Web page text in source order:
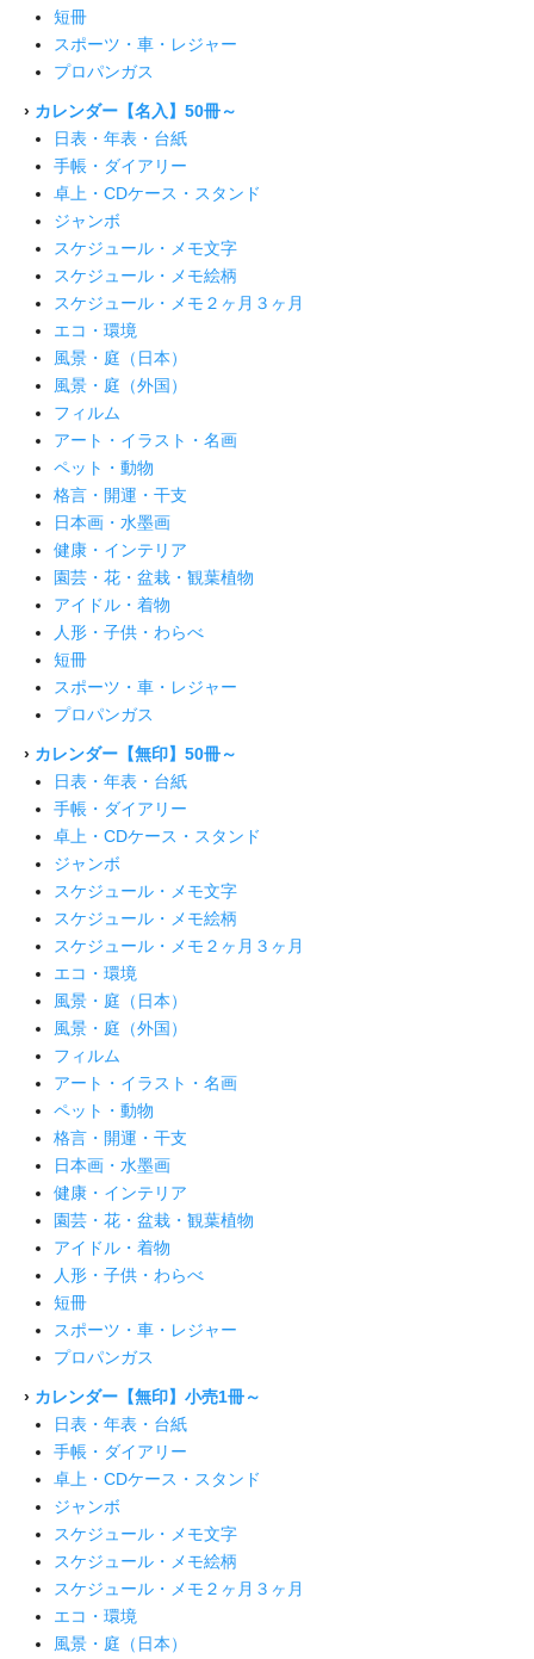
短冊
スポーツ・車・レジャー
プロパンガス
› カレンダー【名入】50冊～
日表・年表・台紙
手帳・ダイアリー
卓上・CDケース・スタンド
ジャンボ
スケジュール・メモ文字
スケジュール・メモ絵柄
スケジュール・メモ２ヶ月３ヶ月
エコ・環境
風景・庭（日本）
風景・庭（外国）
フィルム
アート・イラスト・名画
ペット・動物
格言・開運・干支
日本画・水墨画
健康・インテリア
園芸・花・盆栽・観葉植物
アイドル・着物
人形・子供・わらべ
短冊
スポーツ・車・レジャー
プロパンガス
› カレンダー【無印】50冊～
日表・年表・台紙
手帳・ダイアリー
卓上・CDケース・スタンド
ジャンボ
スケジュール・メモ文字
スケジュール・メモ絵柄
スケジュール・メモ２ヶ月３ヶ月
エコ・環境
風景・庭（日本）
風景・庭（外国）
フィルム
アート・イラスト・名画
ペット・動物
格言・開運・干支
日本画・水墨画
健康・インテリア
園芸・花・盆栽・観葉植物
アイドル・着物
人形・子供・わらべ
短冊
スポーツ・車・レジャー
プロパンガス
› カレンダー【無印】小売1冊～
日表・年表・台紙
手帳・ダイアリー
卓上・CDケース・スタンド
ジャンボ
スケジュール・メモ文字
スケジュール・メモ絵柄
スケジュール・メモ２ヶ月３ヶ月
エコ・環境
風景・庭（日本）